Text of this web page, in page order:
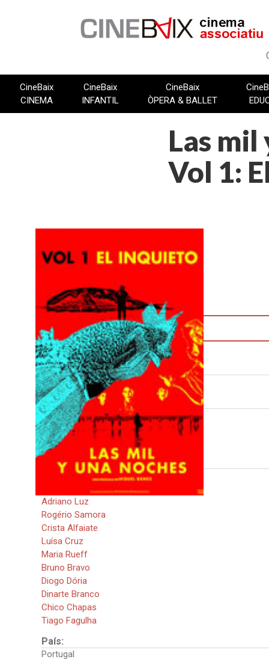
CineBaix
CINEMA
CineBaix
INFANTIL
CineBaix
ÒPERA & BALLET
Las mil
Vol 1:
FITXA TÈCNICA
Descarrega la fitxa en PDF
Direcció:
Miguel Gomes
Guió:
Telmo Churro
Miguel Gomes
Mariana Ricardo
Intèrprets:
Miguel Gomes
Carloto Cotta
Adriano Luz
Rogério Samora
Crista Alfaiate
Luísa Cruz
Maria Rueff
Bruno Bravo
Diogo Dória
Dinarte Branco
Chico Chapas
Tiago Fagulha
País:
Portugal